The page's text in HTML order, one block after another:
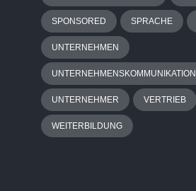
SPONSORED SPRACHE
UNTERNEHMEN
UNTERNEHMENSKOMMUNIKATION
UNTERNEHMER VERTRIEB
WEITERBILDUNG